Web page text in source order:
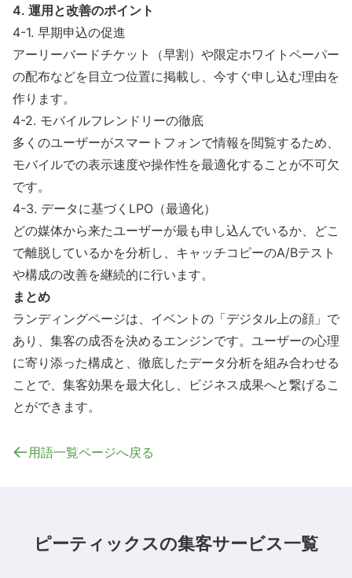
4. 運用と改善のポイント
4-1. 早期申込の促進
アーリーバードチケット
（早割）や限定ホワイトペーパー
の配布などを目立つ位置に掲載し、今すぐ申し込む理由を
作ります。
4-2. モバイルフレンドリーの徹底
多くのユーザーがスマートフォンで情報を閲覧するため、
モバイルでの表示速度や操作性を最適化することが不可欠
です。
4-3. データに基づくLPO（最適化）
どの媒体から来たユーザーが最も申し込んでいるか、どこ
で離脱しているかを分析し、キャッチコピーのA/Bテスト
や構成の改善を継続的に行います。
まとめ
ランディングページは、イベントの「デジタル上の顔」で
あり、集客の成否を決めるエンジンです。ユーザーの心理
に寄り添った構成と、徹底したデータ分析を組み合わせる
ことで、 集客効果を最大化し、ビジネス成果へと繋げるこ
とができます。
用語一覧ページへ戻る
ピーティックスの集客サービス一覧